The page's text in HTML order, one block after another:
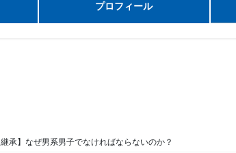
プロフィール
継承】なぜ男系男子でなければならないのか？